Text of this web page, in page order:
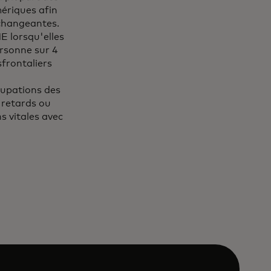
afin
lorsqu'elles
sur 4
des
ou
vitales avec